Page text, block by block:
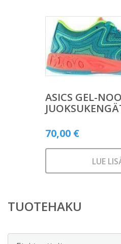
ASICS GEL-
70,00 €
LUE
TUOTEHAKU
Etsi: